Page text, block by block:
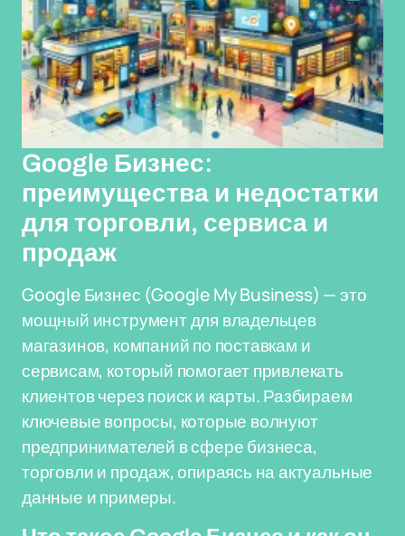
Google Бизнес:
преимущества и недостатки
для торговли, сервиса и
продаж
Google Бизнес (Google My Business) — это
мощный инструмент для владельцев
магазинов, компаний по поставкам и
сервисам, который помогает привлекать
клиентов через поиск и карты. Разбираем
ключевые вопросы, которые волнуют
предпринимателей в сфере бизнеса,
торговли и продаж, опираясь на актуальные
данные и примеры.